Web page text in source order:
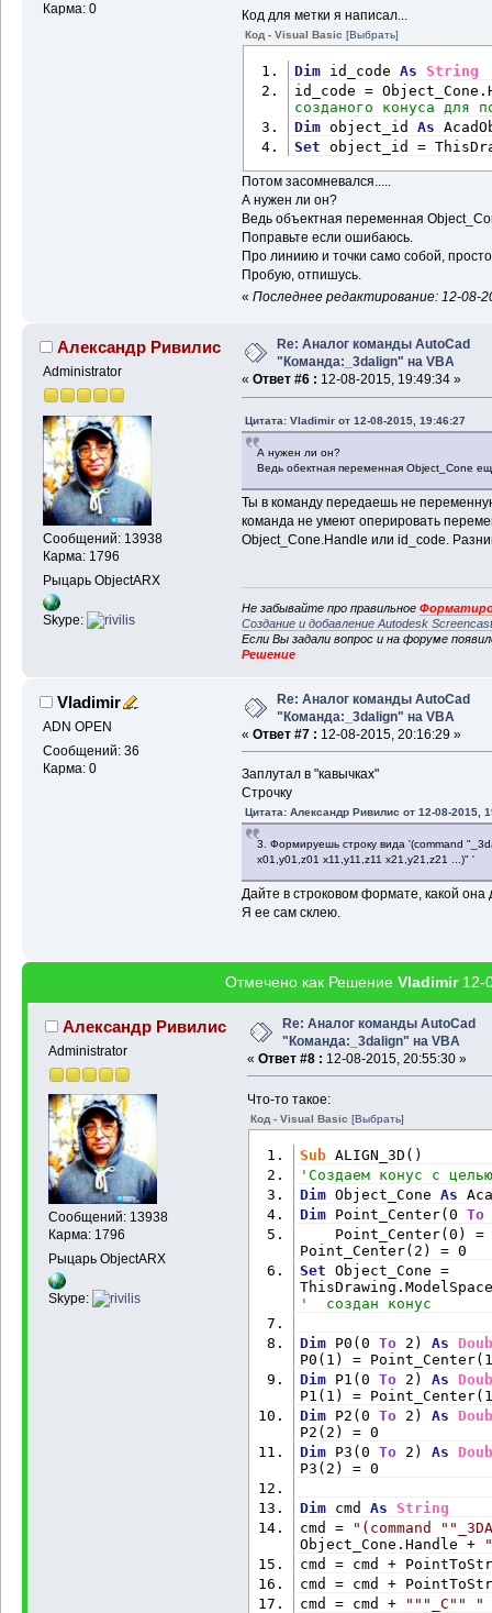
Карма: 0 Код для метки я написал...
Код - Visual Basic [Выбрать]
Dim id_code As
String
id_code =
созданого конуса для
Dim object_id As
Set object_id =
Потом засомневался.....
А нужен ли он?
Ведь объектная переменная
Поправьте если ошибаюсь.
Про линиию и точки само собой,
Пробую, отпишусь.
« Последнее редактирование: 12-08-
Александр Ривилис
Administrator
Сообщений: 13938
Карма: 1796
Рыцарь ObjectARX
Skype:
Re: Аналог команды AutoCad
"Команда:_3dalign" на VBA
« Ответ #6 : 12-08-2015, 19:49:34 »
Цитата: Vladimir от 12-08-2015, 19:46:27
А нужен ли он?
Ведь обектная переменная Object_Cone
Ты в команду передаешь не
команда не умеют оперировать
Object_Cone.Handle или id_code.
Не забывайте про правильное
Создание и добавление Autodesk
Если Вы задали вопрос и на форуме
Решение
Vladimir
ADN OPEN
Сообщений: 36
Карма: 0
Re: Аналог команды AutoCad
"Команда:_3dalign" на VBA
« Ответ #7 : 12-08-2015, 20:16:29 »
Заплутал в "кавычках"
Строчку
Цитата: Александр Ривилис от 12-08-2015,
3. Формируешь строку вида '(command
x01,y01,z01 x11,y11,z11 x21,y21,z21 ...)" '
Дайте в строковом формате, какой она
Я ее сам склею.
Отмечено как Решение Vladimir12-
Александр Ривилис
Administrator
Сообщений: 13938
Карма: 1796
Рыцарь ObjectARX
Skype:
Re: Аналог команды AutoCad
"Команда:_3dalign" на VBA
« Ответ #8 : 12-08-2015, 20:55:30 »
Что-то такое:
Код - Visual Basic [Выбрать]
Sub ALIGN_3D()
'Создаем конус с
Dim Object_Cone As
Dim Point_Center(0 To
Point_Center(0) =
Point_Center(2) = 0
Set Object_Cone =
'  создан конус
Dim P0(0 To 2) As
P0(1) =
Dim P1(0 To 2) As
P1(1) =
Dim P2(0 To 2) As
P2(2) = 0
Dim P3(0 To 2) As
P3(2) = 0
Dim cmd As
String
cmd =
"(command "
Object_Cone.Handle +
cmd = cmd +
cmd = cmd +
cmd = cmd +
"" "_C" " "